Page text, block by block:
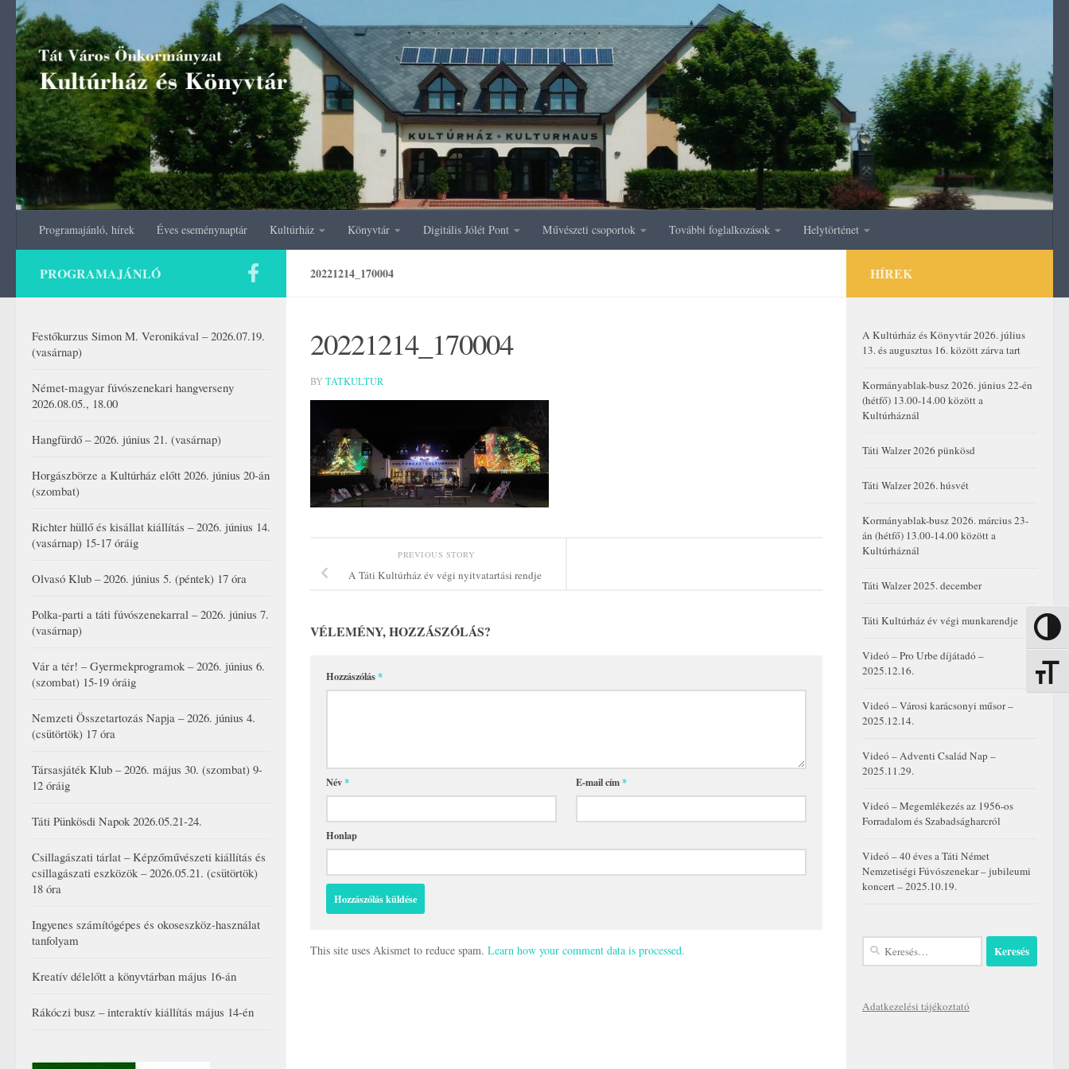
Nagy
Skip to content
Programajánló, hírek Éves eseménynaptár Kultúrház Könyvtár Digitális Jólét Pont Művészeti csoportok További foglalkozások Helytörténet
20221214_170004
20221214_170004
BY TATKULTUR
PREVIOUS STORY
A Táti Kultúrház év végi nyitvatartási rendje
VÉLEMÉNY, HOZZÁSZÓLÁS?
Hozzászólás*
Név* E-mail cím*
Honlap
This site uses Akismet to reduce spam. Learn how your comment data is processed.
PROGRAMAJÁNLÓ
Festőkurzus Simon M. Veronikával – 2026.07.19.
(vasárnap)
Német-magyar fúvószenekari hangverseny
2026.08.05., 18.00
Hangfürdő – 2026. június 21. (vasárnap)
Horgászbörze a Kultúrház előtt 2026. június 20-án
(szombat)
Richter hüllő és kisállat kiállítás – 2026. június 14.
(vasárnap) 15-17 óráig
Olvasó Klub – 2026. június 5. (péntek) 17 óra
Polka-parti a táti fúvószenekarral – 2026. június 7.
(vasárnap)
Vár a tér! – Gyermekprogramok – 2026. június 6.
(szombat) 15-19 óráig
Nemzeti Összetartozás Napja – 2026. június 4.
(csütörtök) 17 óra
Társasjáték Klub – 2026. május 30. (szombat) 9-
12 óráig
Táti Pünkösdi Napok 2026.05.21-24.
Csillagászati tárlat – Képzőművészeti kiállítás és
csillagászati eszközök – 2026.05.21. (csütörtök)
18 óra
Ingyenes számítógépes és okoseszköz-használat
tanfolyam
Kreatív délelőtt a könyvtárban május 16-án
Rákóczi busz – interaktív kiállítás május 14-én
HÍREK
A Kultúrház és Könyvtár 2026. július
13. és augusztus 16. között zárva tart
Kormányablak-busz 2026. június 22-én
(hétfő) 13.00-14.00 között a
Kultúrháznál
Táti Walzer 2026 pünkösd
Táti Walzer 2026. húsvét
Kormányablak-busz 2026. március 23-
án (hétfő) 13.00-14.00 között a
Kultúrháznál
Táti Walzer 2025. december
Táti Kultúrház év végi munkarendje
Videó – Pro Urbe díjátadó –
2025.12.16.
Videó – Városi karácsonyi műsor –
2025.12.14.
Videó – Adventi Család Nap –
2025.11.29.
Videó – Megemlékezés az 1956-os
Forradalom és Szabadságharcról
Videó – 40 éves a Táti Német
Nemzetiségi Fúvószenekar – jubileumi
koncert – 2025.10.19.
Keresés:
Adatkezelési tájékoztató